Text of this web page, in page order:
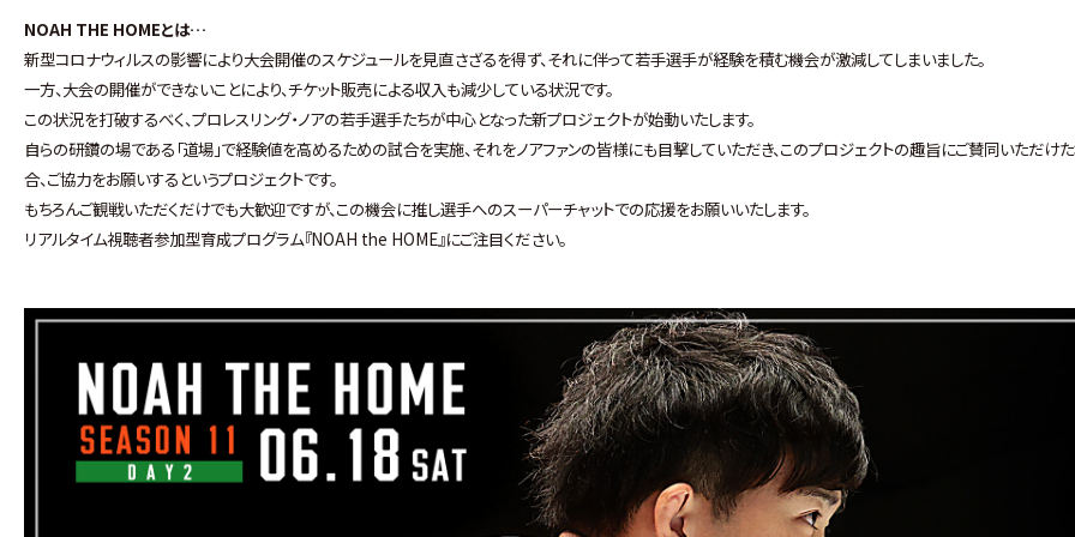
NOAH THE HOMEとは…
新型コロナウィルスの影響により大会開催のスケジュールを見直さざるを得ず、それに伴って若手選手が経験を積む機会が激減してしまいました。
一方、大会の開催ができないことにより、チケット販売による収入も減少している状況です。
この状況を打破するべく、プロレスリング・ノアの若手選手たちが中心となった新プロジェクトが始動いたします。
自らの研鑽の場である「道場」で経験値を高めるための試合を実施、それをノアファンの皆様にも目撃していただき、このプロジェクトの趣旨にご賛同いただけ
合、ご協力をお願いするというプロジェクトです。
もちろんご観戦いただくだけでも大歓迎ですが、この機会に推し選手へのスーパーチャットでの応援をお願いいたします。
リアルタイム視聴者参加型育成プログラム『NOAH the HOME』にご注目ください。